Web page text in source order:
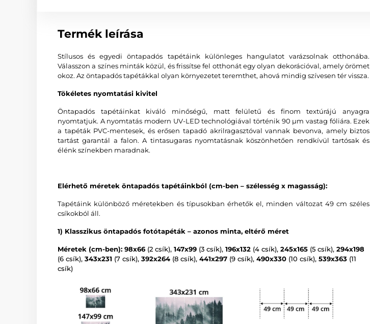
Termék leírása
Stílusos és egyedi öntapadós tapétáink különleges hangulatot varázsolnak otthonába.
Válasszon a színes minták közül, és frissítse fel otthonát egy olyan dekorációval, amely örömet
okoz. Az öntapadós tapétákkal olyan környezetet teremthet, ahová mindig szívesen tér vissza.
Tökéletes nyomtatási kivitel
Öntapadós tapétáinkat kiváló minőségű, matt felületű és finom textúrájú anyagra
nyomtatjuk. A nyomtatás modern UV-LED technológiával történik 90 µm vastag fóliára. Ezek
a tapéták PVC-mentesek, és erősen tapadó akrilragasztóval vannak bevonva, amely biztos
tartást garantál a falon. A tintasugaras nyomtatásnak köszönhetően rendkívül tartósak és
élénk színekben maradnak.
Elérhető méretek öntapadós tapétáinkból (cm-ben – szélesség x magasság):
Tapétáink különböző méretekben és típusokban érhetők el, minden változat 49 cm széles
csíkokból áll.
1) Klasszikus öntapadós fotótapéták – azonos minta, eltérő méret
Méretek (cm-ben): 98x66 (2 csík), 147x99 (3 csík), 196x132 (4 csík), 245x165 (5 csík), 294x198
(6 csík), 343x231 (7 csík), 392x264 (8 csík), 441x297 (9 csík), 490x330 (10 csík), 539x363 (11
csík)